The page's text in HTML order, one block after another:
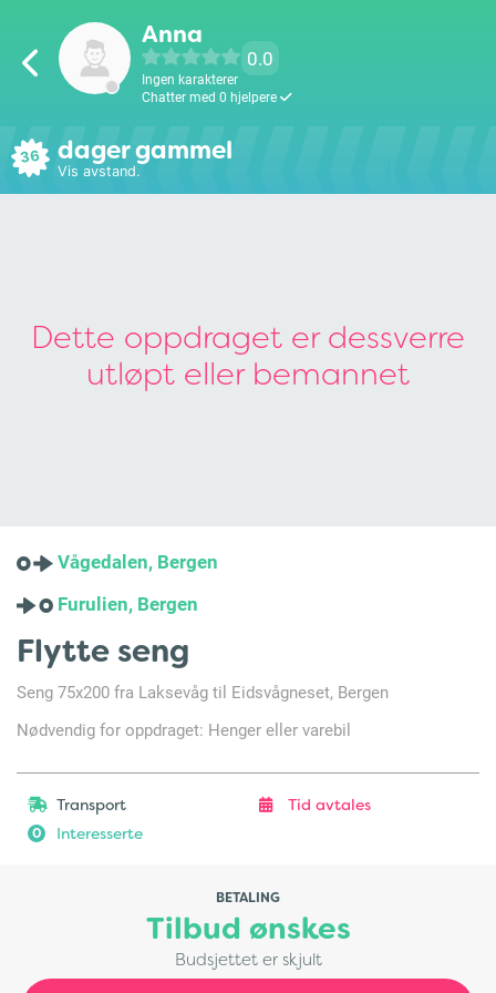
Anna
0.0
Ingen karakterer
Chatter med 0 hjelpere
36 dager gammel
Vis avstand.
Dette oppdraget er dessverre
utløpt eller bemannet
Vågedalen, Bergen
Furulien, Bergen
Flytte seng
Seng 75x200 fra Laksevåg til Eidsvågneset, Bergen
Nødvendig for oppdraget: Henger eller varebil
Transport Tid avtales
0 Interesserte
BETALING
Tilbud ønskes
Budsjettet er skjult